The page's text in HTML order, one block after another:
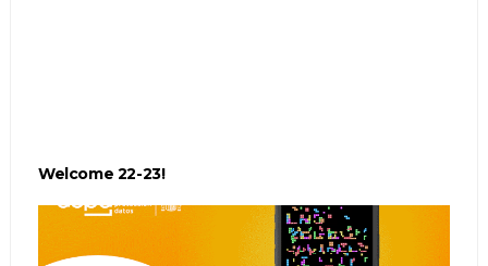
Welcome 22-23!